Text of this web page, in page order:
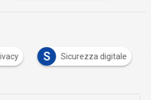
S Sicurezza digitale